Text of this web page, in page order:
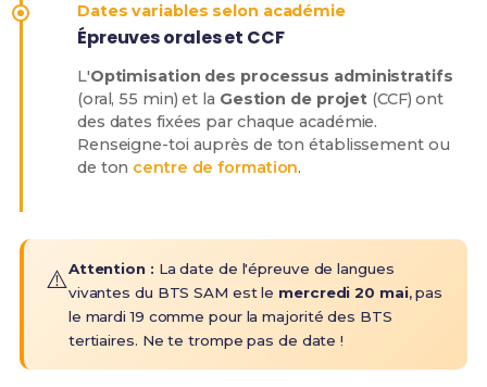
Dates variables selon académie
Épreuves orales et CCF
L'Optimisation des processus administratifs
(oral, 55 min) et la Gestion de projet (CCF) ont
des dates fixées par chaque académie.
Renseigne-toi auprès de ton établissement ou
de ton centre de formation.
⚠️Attention : La date de l'épreuve de langues
vivantes du BTS SAM est le mercredi 20 mai, pas
le mardi 19 comme pour la majorité des BTS
tertiaires. Ne te trompe pas de date !